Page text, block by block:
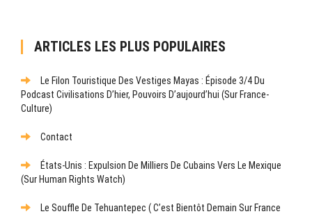
ARTICLES LES PLUS POPULAIRES
Le Filon Touristique Des Vestiges Mayas : Épisode 3/4 Du
Podcast Civilisations D’hier, Pouvoirs D’aujourd’hui (sur France-
Culture)
Contact
États-Unis : Expulsion De Milliers De Cubains Vers Le Mexique
(sur Human Rights Watch)
Le Souffle De Tehuantepec ( C’est Bientôt Demain Sur France